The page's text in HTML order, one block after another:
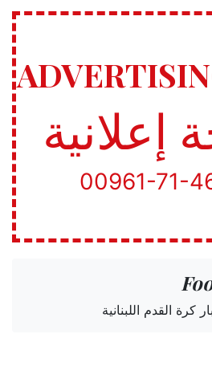
إعلانية
00961-71-
كرة القدم اللبنانية